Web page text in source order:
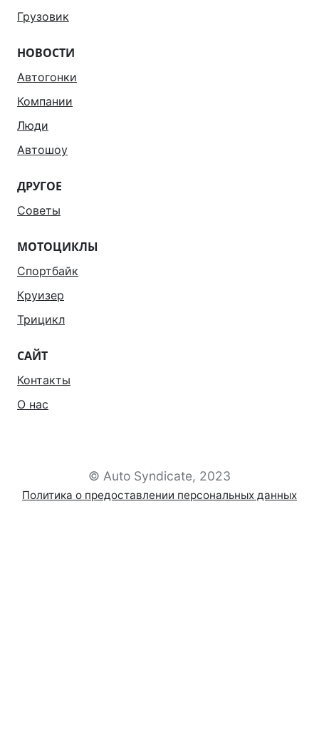
Грузовик
НОВОСТИ
Автогонки
Компании
Люди
Автошоу
ДРУГОЕ
Советы
МОТОЦИКЛЫ
Спортбайк
Круизер
Трицикл
САЙТ
Контакты
О нас
© Auto Syndicate, 2023
Политика о предоставлении персональных данных